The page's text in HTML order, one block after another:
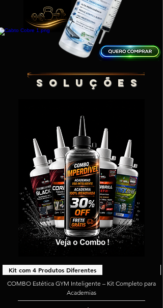
S O L U Ç Õ E S
Kit com 4 Produtos Diferentes
COMBO Estética GYM Inteligente – Kit Completo para
Academias